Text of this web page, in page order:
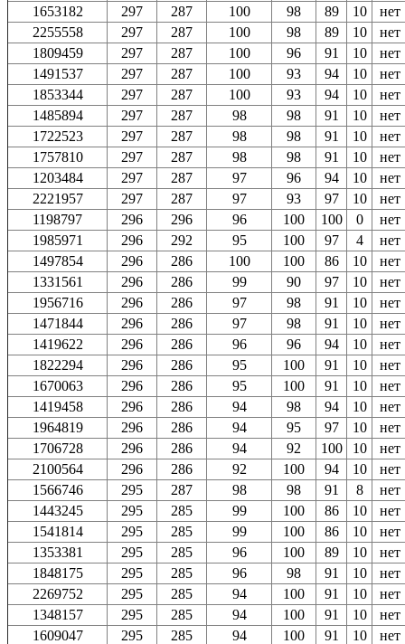
1653182 297 287 100 98 89 10
нет
2255558
297 287 100 98 89 10
нет
1809459
297 287 100 96 91 10
нет
1491537
297 287 100 93 94 10
нет
1853344
297 287 100 93 94 10
нет
1485894
297 287 98 98 91 10
нет
1722523
297 287 98 98 91 10
нет
1757810
297 287 98 98 91 10
нет
1203484
297 287 97 96 94 10
нет
2221957
297 287 97 93 97 10
нет
1198797
296 296 96 100 100 0
нет
1985971
296 292 95 100 97 4
нет
1497854
296 286 100 100 86 10
нет
1331561
296 286 99 90 97 10
нет
1956716
296 286 97 98 91 10
нет
1471844
296 286 97 98 91 10
нет
1419622
296 286 96 96 94 10
нет
1822294
296 286 95 100 91 10
нет
1670063
296 286 95 100 91 10
нет
1419458
296 286 94 98 94 10
нет
1964819
296 286 94 95 97 10
нет
1706728
296 286 94 92 100 10
нет
2100564
296 286 92 100 94 10
нет
1566746
295 287 98 98 91 8
нет
1443245
295 285 99 100 86 10
нет
1541814
295 285 99 100 86 10
нет
1353381
295 285 96 100 89 10
нет
1848175
295 285 96 98 91 10
нет
2269752
295 285 94 100 91 10
нет
1348157
295 285 94 100 91 10
нет
1609047
295 285 94 100 91 10
нет